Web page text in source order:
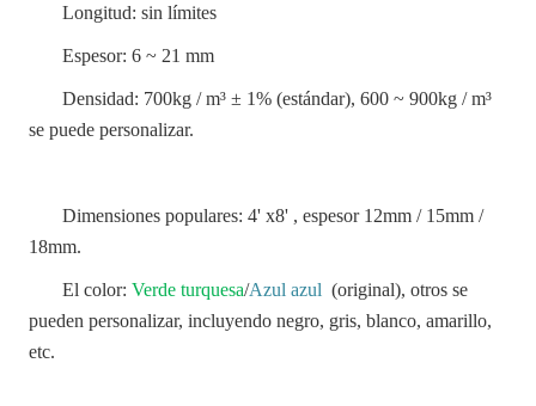
Longitud: sin límites
Espesor: 6 ~ 21 mm
Densidad: 700kg / m³ ± 1% (estándar), 600 ~ 900kg / m³
se puede personalizar.
Dimensiones populares: 4' x8' , espesor 12mm / 15mm /
18mm.
El color:Verde turquesa/Azul azul (original), otros se
pueden personalizar, incluyendo negro, gris, blanco, amarillo,
etc.